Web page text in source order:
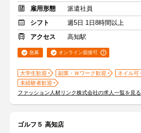
雇用形態
派遣社員
シフト
週5日 1日8時間以上
アクセス
高知駅
急募 オンライン面接可
大学生歓迎 副業・Ｗワーク歓迎 ネイル可
未経験者歓迎
ファッション人材リンク株式会社の求人一覧を見る
ゴルフ５ 高知店